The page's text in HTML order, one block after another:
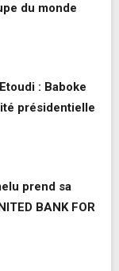
du monde
: Baboke
présidentielle
prend sa
BANK FOR